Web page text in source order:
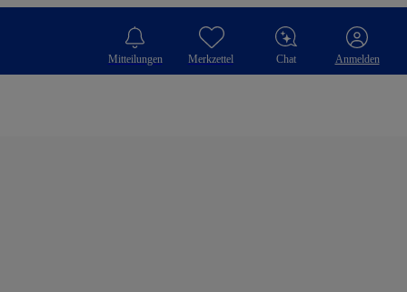
Mitteilungen Merkzettel Chat Anmelden